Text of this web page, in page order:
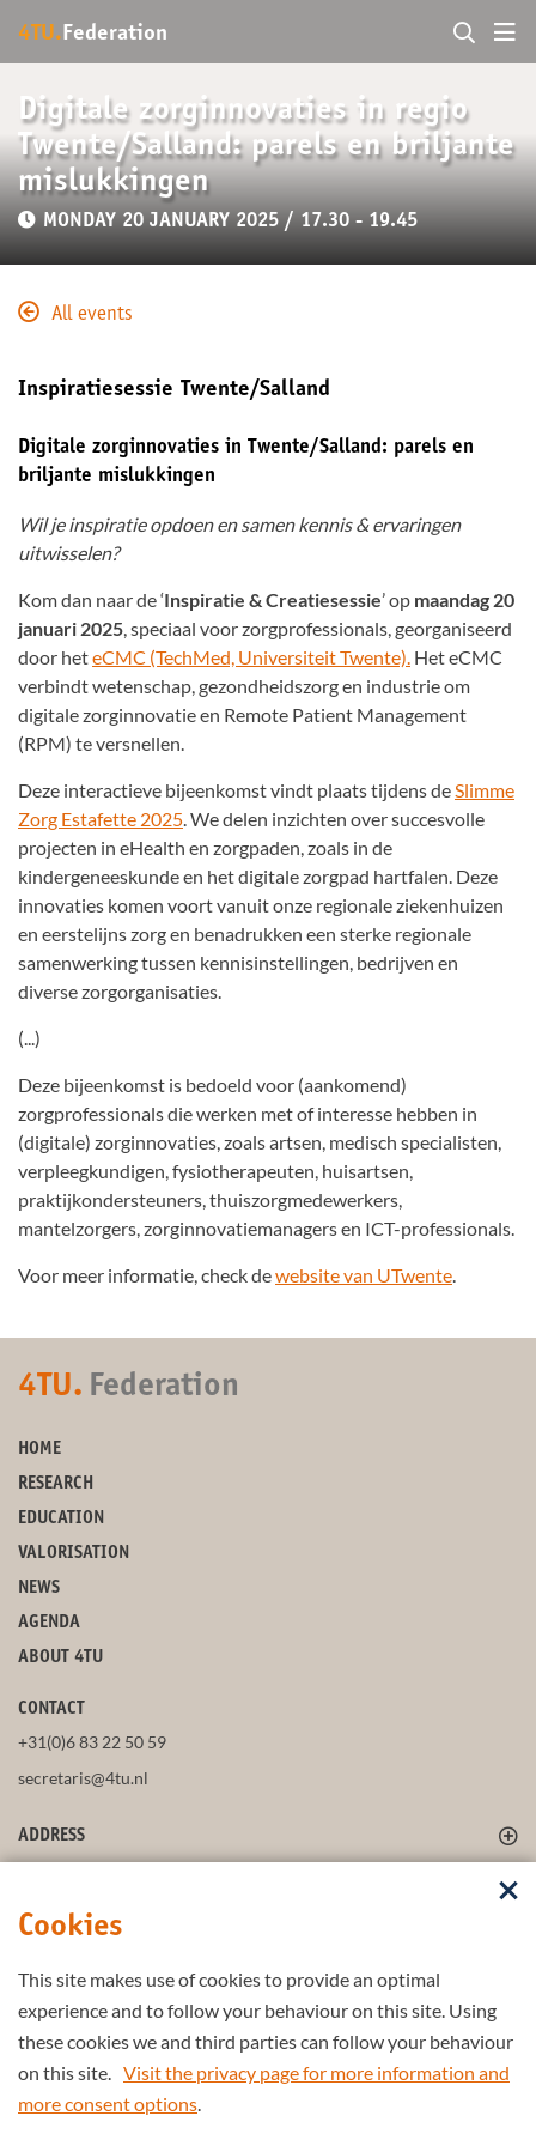
Cookies
This site makes use of cookies to provide an optimal
experience and to follow your behaviour on this site. Using
these cookies we and third parties can follow your behaviour
on this site. Visit the privacy page for more information and
more consent options.
4TU. Federation
Digitale zorginnovaties in regio
Twente/Salland: parels en briljante
mislukkingen
MONDAY 20 JANUARY 2025 / 17.30 - 19.45
All events
Inspiratiesessie Twente/Salland
Digitale zorginnovaties in Twente/Salland: parels en
briljante mislukkingen
Wil je inspiratie opdoen en samen kennis & ervaringen
uitwisselen?
Kom dan naar de ‘Inspiratie & Creatiesessie’ op maandag 20
januari 2025, speciaal voor zorgprofessionals, georganiseerd
door heteCMC (TechMed, Universiteit Twente). Het eCMC
verbindt wetenschap, gezondheidszorg en industrie om
digitale zorginnovatie en Remote Patient Management
(RPM) te versnellen.
Deze interactieve bijeenkomst vindt plaats tijdens deSlimme
Zorg Estafette 2025. We delen inzichten over succesvolle
projecten in eHealth en zorgpaden, zoals in de
kindergeneeskunde en het digitale zorgpad hartfalen. Deze
innovaties komen voort vanuit onze regionale ziekenhuizen
en eerstelijns zorg en benadrukken een sterke regionale
samenwerking tussen kennisinstellingen, bedrijven en
diverse zorgorganisaties.
(...)
Deze bijeenkomst is bedoeld voor (aankomend)
zorgprofessionals die werken met of interesse hebben in
(digitale) zorginnovaties, zoals artsen, medisch specialisten,
verpleegkundigen, fysiotherapeuten, huisartsen,
praktijkondersteuners, thuiszorgmedewerkers,
mantelzorgers, zorginnovatiemanagers en ICT-professionals.
Voor meer informatie, check dewebsite van UTwente.
4TU. Federation
HOME
RESEARCH
EDUCATION
VALORISATION
NEWS
AGENDA
ABOUT 4TU
CONTACT
+31(0)6 83 22 50 59
secretaris@4tu.nl
ADDRESS
STAY UP-TO-DATE
Part of the4TU.Federation